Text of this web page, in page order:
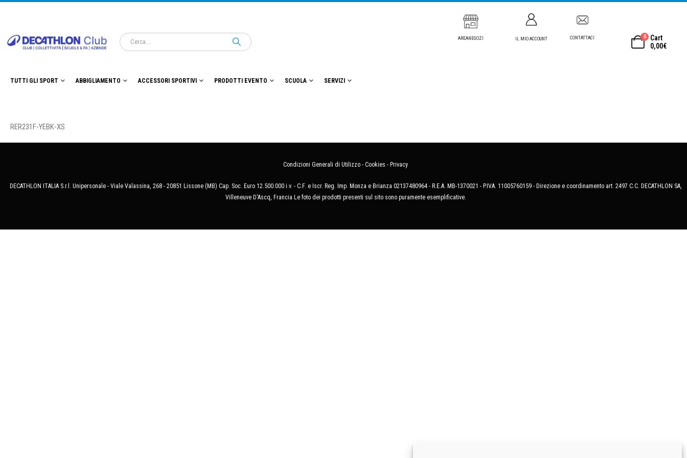
AREANEGOZI IL MIO ACCOUNT CONTATTACI 0
Cart
0,00€
TUTTI GLI SPORT ABBIGLIAMENTO ACCESSORI SPORTIVI PRODOTTI EVENTO SCUOLA SERVIZI
RER231F-YEBK-XS
Condizioni Generali di Utilizzo - Cookies - Privacy
DECATHLON ITALIA S.r.l. Unipersonale - Viale Valassina, 268 - 20851 Lissone (MB) Cap. Soc. Euro 12.500.000 i.v. - C.F. e Iscr. Reg. Imp. Monza e Brianza 02137480964 - R.E.A. MB-1370021 - P.IVA. 11005760159 - Direzione e coordinamento art. 2497 C.C. DECATHLON SA,
Villeneuve D'Ascq, Francia Le foto dei prodotti presenti sul sito sono puramente esemplificative.